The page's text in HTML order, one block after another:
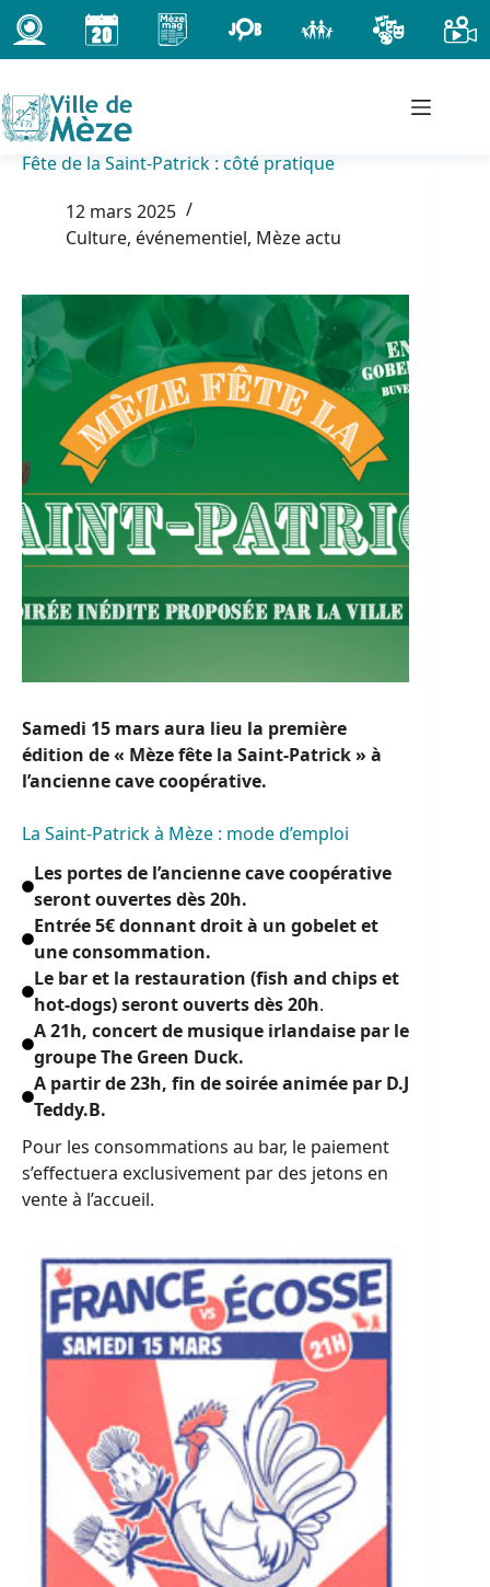
Passer
au
contenu
Fête de la Saint-Patrick : côté pratique
12 mars 2025
Culture, événementiel, Mèze actu
Samedi 15 mars aura lieu la première
édition de « Mèze fête la Saint-Patrick » à
l’ancienne cave coopérative.
La Saint-Patrick à Mèze : mode d’emploi
Les portes de l’ancienne cave coopérative
seront ouvertes dès 20h.
Entrée 5€ donnant droit à un gobelet et
une consommation.
Le bar et la restauration (fish and chips et
hot-dogs) seront ouverts dès 20h.
A 21h, concert de musique irlandaise par le
groupe The Green Duck.
A partir de 23h, fin de soirée animée par D.J
Teddy.B.
Pour les consommations au bar, le paiement
s’effectuera exclusivement par des jetons en
vente à l’accueil.